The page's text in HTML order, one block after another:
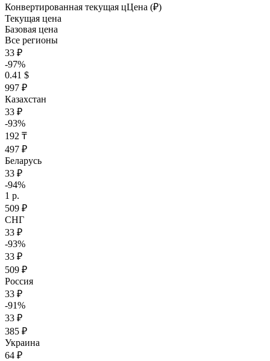
Конвертированная текущая цЦена (₽)
Текущая цена
Базовая цена
Все регионы
33 ₽
-97%
0.41 $
997 ₽
Казахстан
33 ₽
-93%
192 ₸
497 ₽
Беларусь
33 ₽
-94%
1 р.
509 ₽
СНГ
33 ₽
-93%
33 ₽
509 ₽
Россия
33 ₽
-91%
33 ₽
385 ₽
Украина
64 ₽